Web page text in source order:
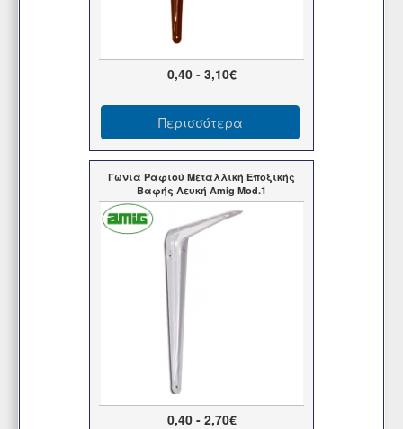
0,40 - 3,10€
Περισσότερα
Γωνιά Ραφιού Μεταλλική Εποξικής
Βαφής Λευκή Amig Mod.1
0,40 - 2,70€